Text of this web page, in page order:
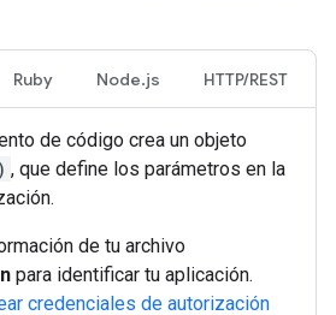
Ruby Node.js HTTP/REST
de código crea un objeto
, que define los parámetros en la
de tu archivo
para identificar tu aplicación.
credenciales de autorización